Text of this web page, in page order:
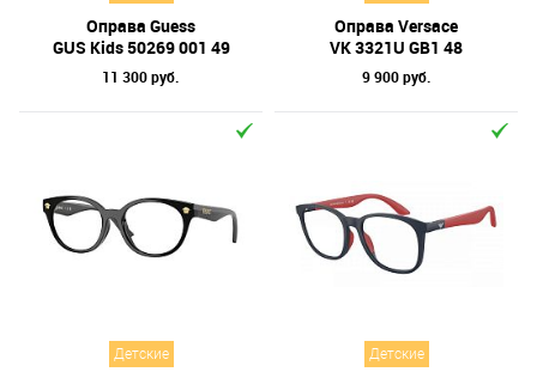
Оправа Guess
GUS Kids 50269 001 49
11 300 руб.
Оправа Versace
VК 3321U GB1 48
9 900 руб.
Детские Детские